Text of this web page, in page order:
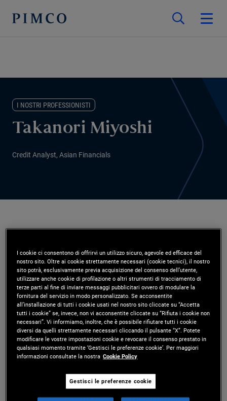
I NOSTRI PROFESSIONISTI
Takanori Miyoshi
Credit Analyst, Asian Financials
president e analista del credito presso la sede di
Tokyo, dove si occupa di società finanziarie
asiatiche e in particolare Giappone e Corea. Prima
di entrare in PIMCO nel 2013, è stato vice
president e analista azionario per il settore
assicurativo presso Goldman Sachs.
Partners, Tokyo Star Bank e Zurich Life Insurance
I cookie ci consentono di offrirvi un utilizzo sicuro, agevole ed efficace del
nostro sito. Oltre ai cookie strettamente necessari (cookie tecnici), il nostro
sito potrà, esclusivamente previa acquisizione del consenso dell’utente,
utilizzare anche cookie di profilazione o altri strumenti di tracciamento di
terze parti al fine di inviare messaggi pubblicitari ovvero di modulare la
fornitura del servizio in modo personalizzato. Se acconsentite
all’installazione di tutti i cookie usati nel nostro sito cliccate su “Accetta
tutti i cookie” se, invece, non vi acconsentite cliccate su “Rifiuta i cookie non
necessari”. Vi informiamo, inoltre, che è possibile rifiutare tutti i cookie
diversi da quelli strettamente necessari cliccando il pulsante “X”. Potete
modificare le vostre impostazioni cookie e revocare il consenso prestato in
qualsiasi momento tramite ‘Gestisci le preferenze cookie’. Per maggiori
informazioni consultate la nostra Cookie Policy
Gestisci le preferenze cookie